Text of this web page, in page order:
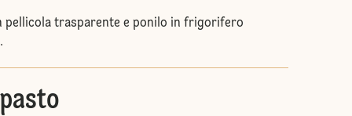
pellicola trasparente e ponilo in frigorifero